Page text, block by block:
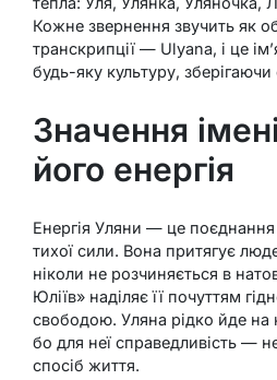
Кожне звернення звучить як
транскрипції — Ulyana, і це
будь-яку культуру, зберігаючи
Значення
його енергія
Енергія Уляни — це поєднання
тихої сили. Вона притягує
ніколи не розчиняється в
Юліїв» наділяє її почуттям
свободою. Уляна рідко йде на
бо для неї справедливість —
спосіб життя.